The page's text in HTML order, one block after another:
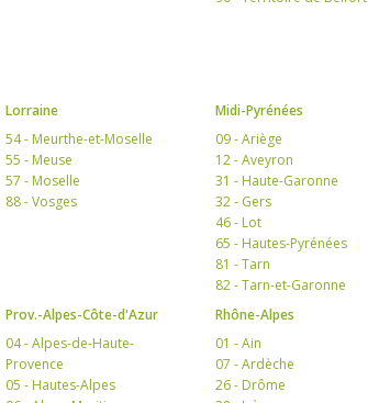
Lorraine
54 - Meurthe-et-Moselle
55 - Meuse
57 - Moselle
88 - Vosges
Midi-Pyrénées
09 - Ariège
12 - Aveyron
31 - Haute-Garonne
32 - Gers
46 - Lot
65 - Hautes-Pyrénées
81 - Tarn
82 - Tarn-et-Garonne
Prov.-Alpes-Côte-d'Azur
04 - Alpes-de-Haute-
Provence
05 - Hautes-Alpes
Rhône-Alpes
01 - Ain
07 - Ardèche
26 - Drôme